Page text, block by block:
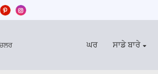
ਘਰ ਸਾਡੇ ਬਾਰੇ